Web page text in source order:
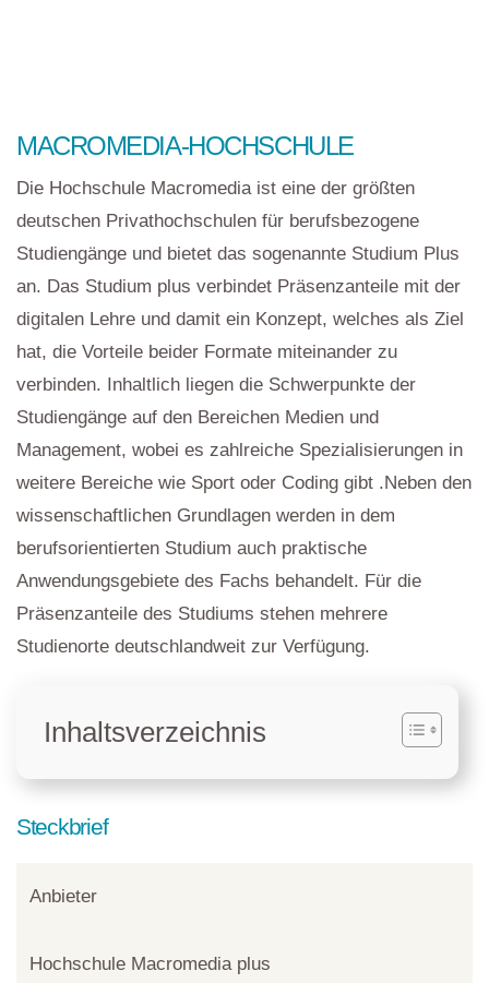
MACROMEDIA-HOCHSCHULE
Die Hochschule Macromedia ist eine der größten
deutschen Privathochschulen für berufsbezogene
Studiengänge und bietet das sogenannte Studium Plus
an. Das Studium plus verbindet Präsenzanteile mit der
digitalen Lehre und damit ein Konzept, welches als Ziel
hat, die Vorteile beider Formate miteinander zu
verbinden. Inhaltlich liegen die Schwerpunkte der
Studiengänge auf den Bereichen Medien und
Management, wobei es zahlreiche Spezialisierungen in
weitere Bereiche wie Sport oder Coding gibt .Neben den
wissenschaftlichen Grundlagen werden in dem
berufsorientierten Studium auch praktische
Anwendungsgebiete des Fachs behandelt. Für die
Präsenzanteile des Studiums stehen mehrere
Studienorte deutschlandweit zur Verfügung.
Inhaltsverzeichnis
Steckbrief
Anbieter
Hochschule Macromedia plus